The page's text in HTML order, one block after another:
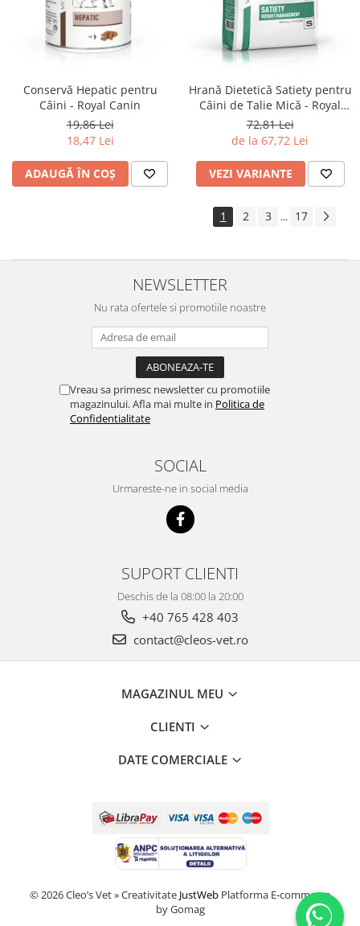
Conservă Hepatic pentru
Câini - Royal Canin
19,86 Lei
18,47 Lei
ADAUGĂ ÎN COȘ
Hrană Dietetică Satiety pentru
Câini de Talie Mică - Royal
Canin
72,81 Lei
de la 67,72 Lei
VEZI VARIANTE
1 2 3 ... 17
NEWSLETTER
Nu rata ofertele si promotiile noastre
Vreau sa primesc newsletter cu promotiile
magazinului. Afla mai multe in Politica de
Confidentialitate
SOCIAL
Urmareste-ne in social media
SUPORT CLIENTI
Deschis de la 08:00 la 20:00
+40 765 428 403
contact@cleos-vet.ro
MAGAZINUL MEU
CLIENTI
DATE COMERCIALE
© 2026 Cleo’s Vet » Creativitate JustWeb Platforma E-commerce
by Gomag